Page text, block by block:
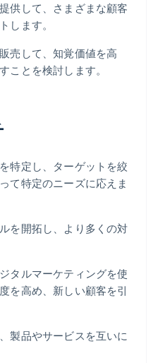
供して、さまざまな顧客
します。
売して、知覚価値を高
ことを検討します。
特定し、ターゲットを絞
て特定のニーズに応えま
を開拓し、より多くの対
タルマーケティングを使
を高め、新しい顧客を引
製品やサービスを互いに